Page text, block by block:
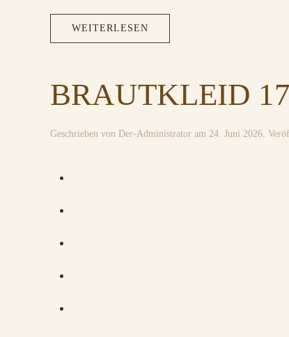
WEITERLESEN
BRAUTKLEID
Geschrieben von Der-Administrator am 24. Juni 2026 .